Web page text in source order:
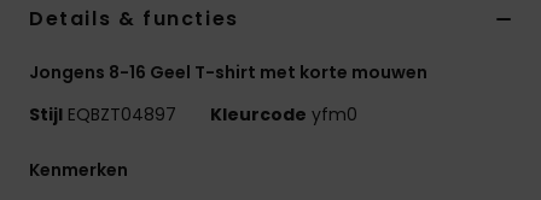
Details & functies
Jongens 8-16 Geel T-shirt met korte mouwen
Stijl EQBZT04897 Kleurcode yfm0
Kenmerken